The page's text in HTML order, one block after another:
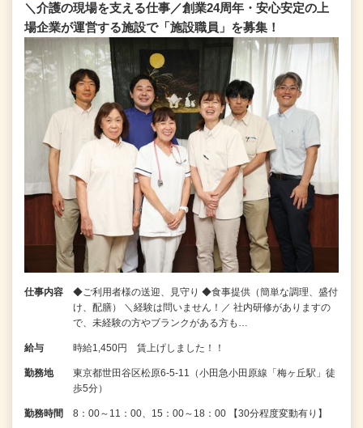
＼介護の現場を支える仕事／創業24周年・安心安定の上
場企業が運営する施設で「施設職員」を募集！
仕事内容
◆ご利用者様の送迎、見守り ◆食事提供（簡単な調理、盛付
け、配膳） ＼経験は問いません！／ 社内研修がありますの
で、未経験の方やブランクがある方も…
給与 時給1,450円 賃上げしました！！
勤務地
東京都世田谷区松原6-5-11（小田急小田原線「梅ヶ丘駅」徒
歩5分）
勤務時間 8：00～11：00、15：00～18：00 【30分程度変動有り】